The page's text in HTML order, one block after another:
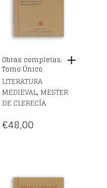
Obras completas.
Tomo Único
LITERATURA
MEDIEVAL, MESTER
DE CLERECÍA
€48,00